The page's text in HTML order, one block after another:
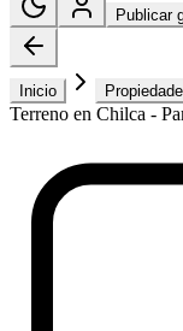
Publicar
Inicio
Terreno en Chilca -